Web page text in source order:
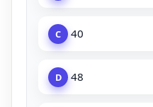
C 40
D 48